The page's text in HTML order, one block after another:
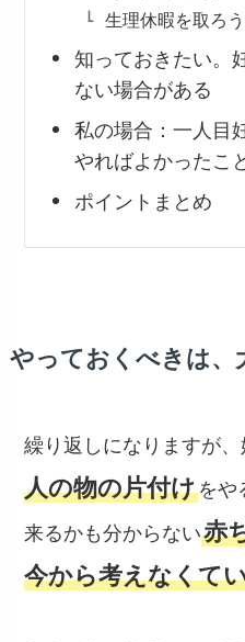
生理休暇を取ろう
知っておきたい。
ない場合がある
私の場合：一人目
やればよかったこ
ポイントまとめ
やっておくべきは、
繰り返しになりますが
人の物の片付けをや
来るかも分からない赤
今から考えなくて